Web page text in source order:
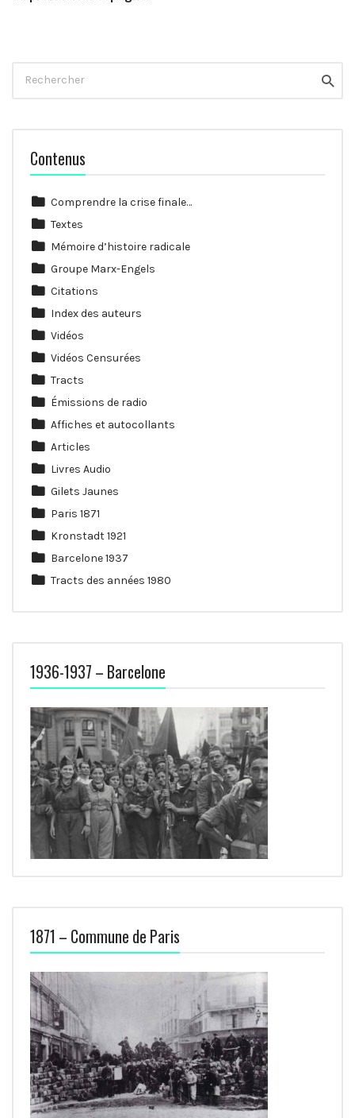
Contenus
Comprendre la crise finale…
Textes
Mémoire d’histoire radicale
Groupe Marx-Engels
Citations
Index des auteurs
Vidéos
Vidéos Censurées
Tracts
Émissions de radio
Affiches et autocollants
Articles
Livres Audio
Gilets Jaunes
Paris 1871
Kronstadt 1921
Barcelone 1937
Tracts des années 1980
1936-1937 – Barcelone
1871 – Commune de Paris